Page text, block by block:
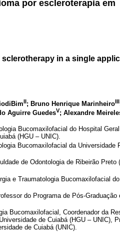
por escleroterapia em
sclerotherapy in a single
II; Bruno Henrique MarinheiroIII
Aguirre GuedesV; Alexandre
Bucomaxilofacial do Hospital Geral
(HGU – UNIC).
Bucomaxilofacial da Universidade
de Odontologia de Ribeirão Preto
e Traumatologia Bucomaxilofacial
do Programa de Pós-
Bucomaxilofacial, Coordenador da
de Cuiabá (HGU – UNIC),
de Cuiabá (UNIC).